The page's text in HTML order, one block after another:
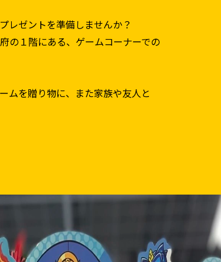
レゼントを準備しませんか？
の１階にある、ゲームコーナーでの
ムを贈り物に、また家族や友人と